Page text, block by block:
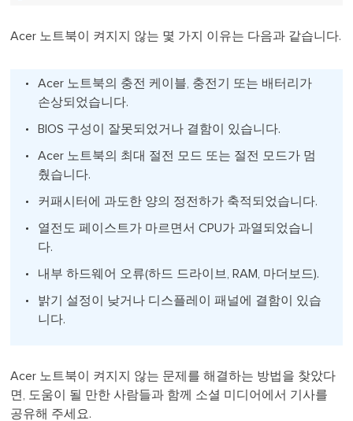
Acer 노트북이 켜지지 않는 몇 가지 이유는 다음과 같습니다.
Acer 노트북의 충전 케이블, 충전기 또는 배터리가
손상되었습니다.
BIOS 구성이 잘못되었거나 결함이 있습니다.
Acer 노트북의 최대 절전 모드 또는 절전 모드가 멈
췄습니다.
커패시터에 과도한 양의 정전하가 축적되었습니다.
열전도 페이스트가 마르면서 CPU가 과열되었습니
다.
내부 하드웨어 오류(하드 드라이브, RAM, 마더보드).
밝기 설정이 낮거나 디스플레이 패널에 결함이 있습
니다.
Acer 노트북이 켜지지 않는 문제를 해결하는 방법을 찾았다
면, 도움이 될 만한 사람들과 함께 소셜 미디어에서 기사를
공유해 주세요.